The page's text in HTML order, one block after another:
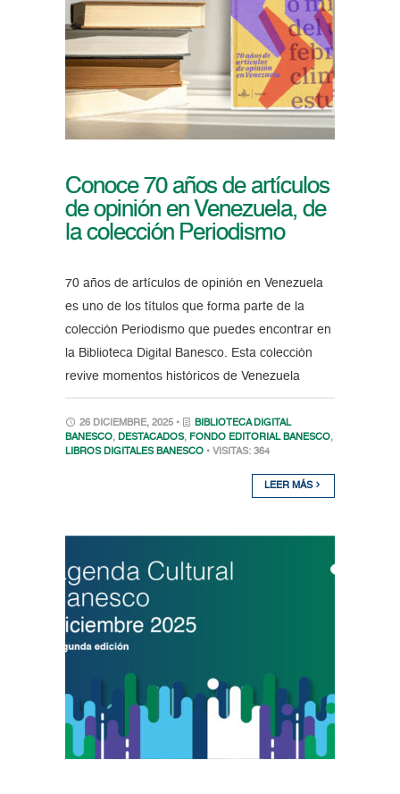
Conoce 70 años de artículos
de opinión en Venezuela, de
la colección Periodismo
70 años de artículos de opinión en Venezuela
es uno de los títulos que forma parte de la
colección Periodismo que puedes encontrar en
la Biblioteca Digital Banesco. Esta colección
revive momentos históricos de Venezuela
26 DICIEMBRE, 2025 •
BIBLIOTECA DIGITAL
BANESCO, DESTACADOS, FONDO EDITORIAL BANESCO,
LIBROS DIGITALES BANESCO • VISITAS: 364
LEER MÁS